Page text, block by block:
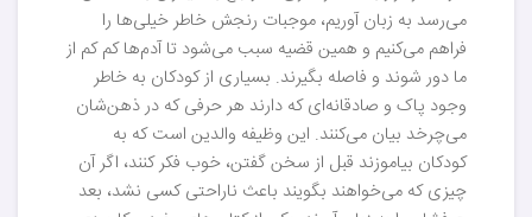
می‌رسد به زبان آوریم، موجبات رنجش خاطر خیلی‌ها را
فراهم می‌کنیم و همین قضیه سبب می‌شود تا آدم‌ها کم کم از
ما دور شوند و فاصله بگیرند. بسیاری از کودکان به خاطر
وجود پاک و صادقانه‌ای که دارند هر حرفی که در ذهن‌شان
می‌چرخد بیان می‌کنند. این وظیفه والدین است که به
کودکان بیاموزند قبل از سخن گفتن، خوب فکر کنند، اگر آن
چیزی که می‌خواهند بگویند باعث ناراحتی کسی نشد، بعد